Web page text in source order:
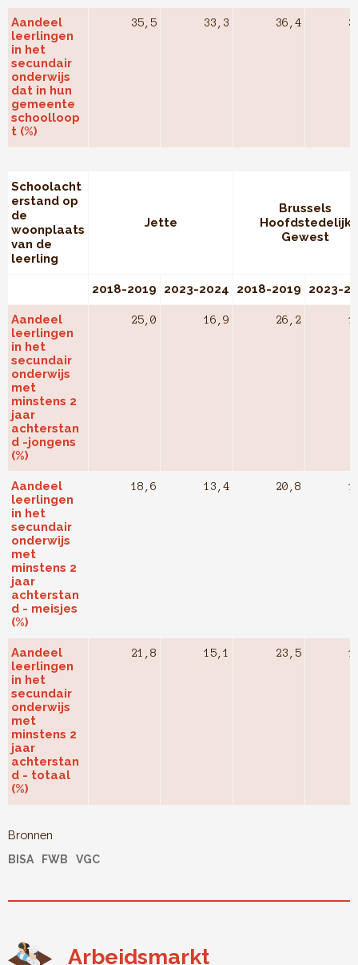
Aandeel
leerlingen
in het
secundair
onderwijs
dat in hun
gemeente
schoolloop
t (%)
35,5 33,3 36,4
Schoolacht
erstand op
de
woonplaats
van de
leerling
Jette
Brussels
Hoofdstedelijk
Gewest
2018-2019 2023-2024 2018-2019 2023-
Aandeel
leerlingen
in het
secundair
onderwijs
met
minstens 2
jaar
achterstan
d -jongens
(%)
25,0 16,9 26,2
Aandeel
leerlingen
in het
secundair
onderwijs
met
minstens 2
jaar
achterstan
d - meisjes
(%)
18,6 13,4 20,8
Aandeel
leerlingen
in het
secundair
onderwijs
met
minstens 2
jaar
achterstan
d - totaal
(%)
21,8 15,1 23,5
Bronnen
BISA FWB VGC
Arbeidsmarkt